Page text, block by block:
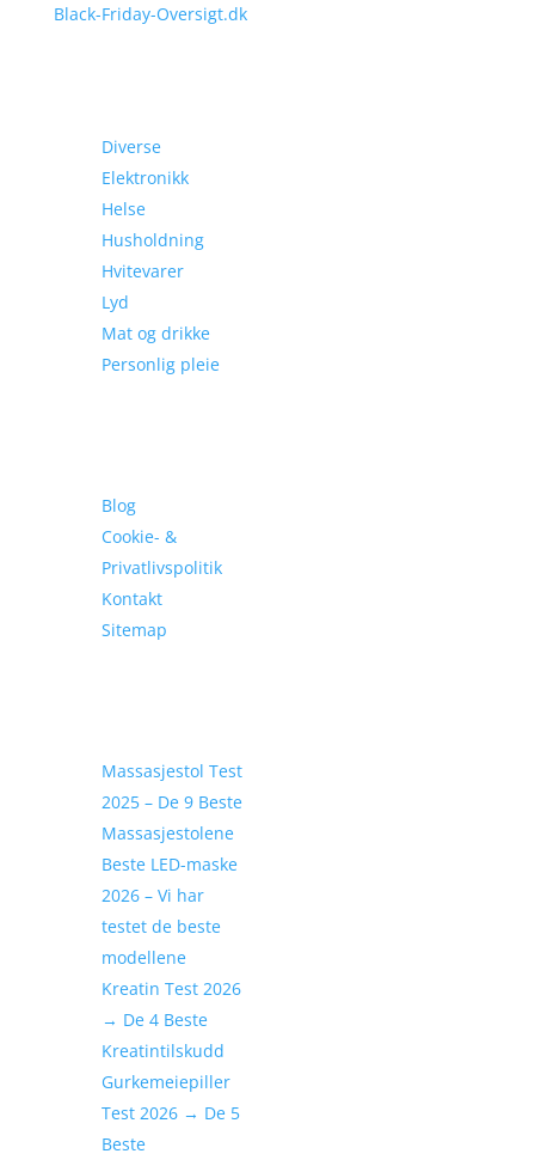
Black-Friday-Oversigt.dk
Diverse
Elektronikk
Helse
Husholdning
Hvitevarer
Lyd
Mat og drikke
Personlig pleie
Blog
Cookie- &
Privatlivspolitik
Kontakt
Sitemap
Massasjestol Test
2025 – De 9 Beste
Massasjestolene
Beste LED-maske
2026 – Vi har
testet de beste
modellene
Kreatin Test 2026
→ De 4 Beste
Kreatintilskudd
Gurkemeiepiller
Test 2026 → De 5
Beste